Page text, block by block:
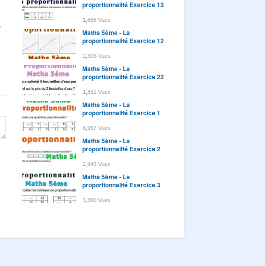
,
proportionnalité Exercice 13
1,686 Vues
Maths 5ème - La
proportionnalité Exercice 12
2,303 Vues
Maths 5ème - La
proportionnalité Exercice 22
1,831 Vues
Maths 5ème - La
proportionnalité Exercice 1
8,967 Vues
Maths 5ème - La
proportionnalité Exercice 2
2,943 Vues
Maths 5ème - La
proportionnalité Exercice 3
3,390 Vues